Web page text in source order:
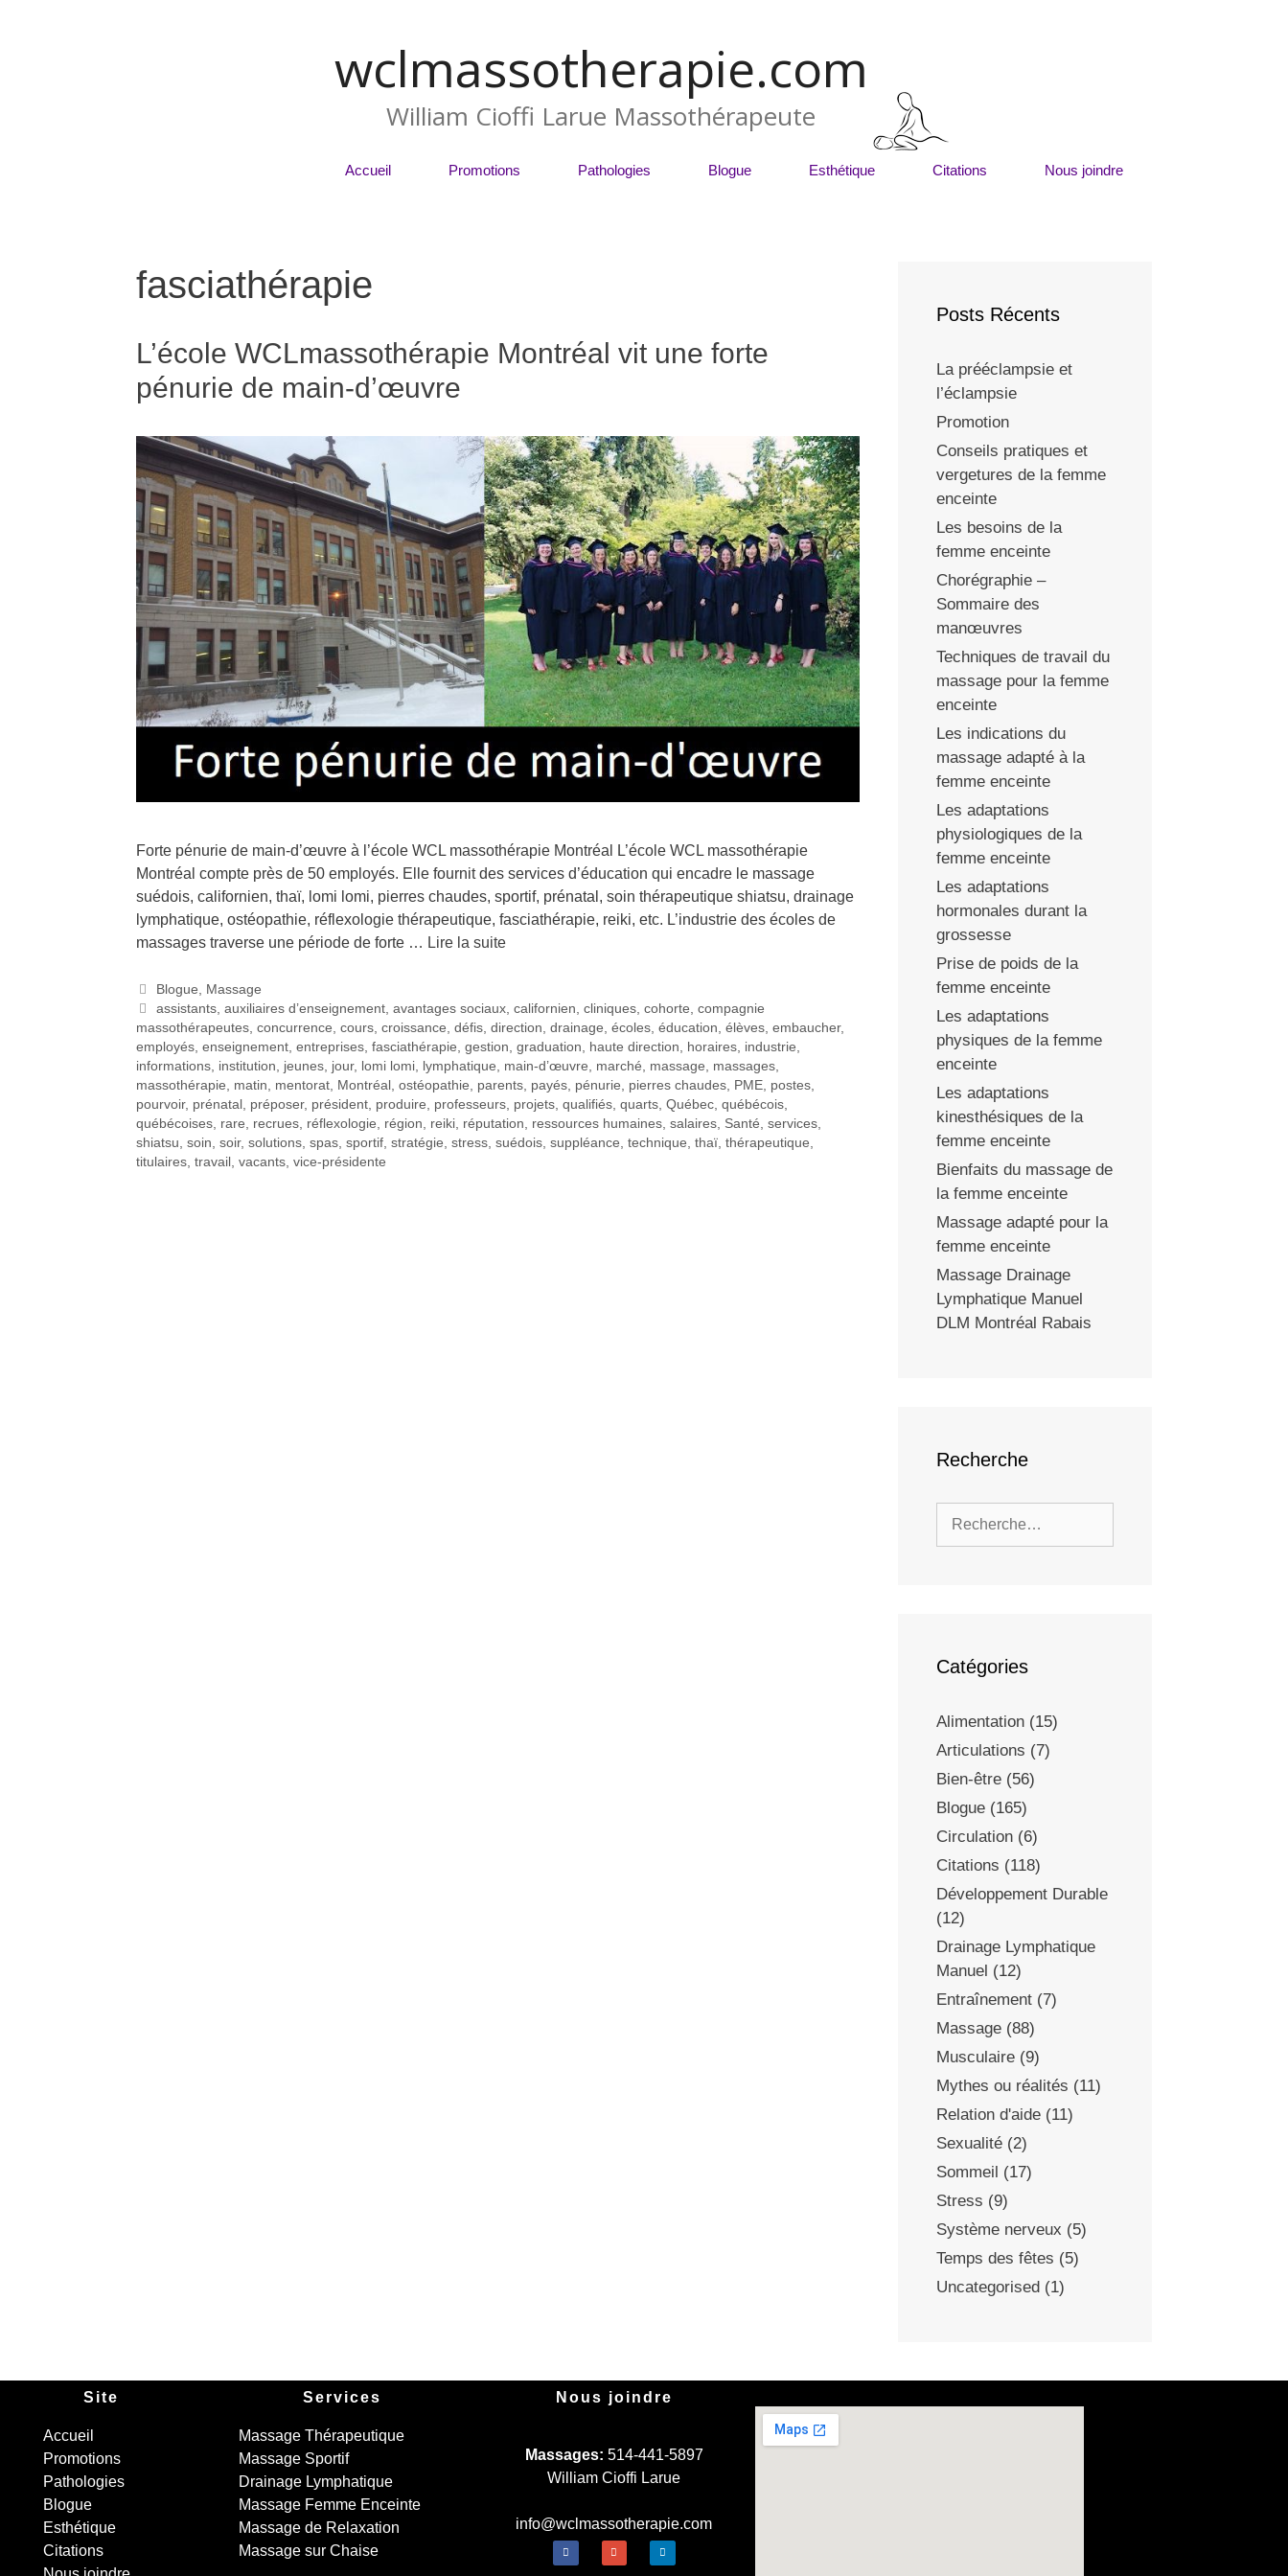
wclmassotherapie.com
William Cioffi Larue Massothérapeute
Accueil Promotions Pathologies Blogue Esthétique Citations Nous joindre
fasciathérapie
L’école WCLmassothérapie Montréal vit une forte
pénurie de main-d’œuvre
Forte pénurie de main-d’œuvre à l’école WCL massothérapie Montréal L’école WCL massothérapie
Montréal compte près de 50 employés. Elle fournit des services d’éducation qui encadre le massage
suédois, californien, thaï, lomi lomi, pierres chaudes, sportif, prénatal, soin thérapeutique shiatsu, drainage
lymphatique, ostéopathie, réflexologie thérapeutique, fasciathérapie, reiki, etc. L’industrie des écoles de
massages traverse une période de forte … Lire la suite
Blogue, Massage
assistants,auxiliaires d’enseignement,avantages sociaux,californien,cliniques,cohorte,compagnie
massothérapeutes, concurrence, cours, croissance, défis, direction, drainage, écoles, éducation, élèves, embaucher,
employés, enseignement, entreprises, fasciathérapie, gestion, graduation, haute direction, horaires, industrie,
informations, institution, jeunes, jour, lomi lomi, lymphatique, main-d’œuvre, marché, massage, massages,
massothérapie, matin, mentorat, Montréal , ostéopathie, parents, payés, pénurie, pierres chaudes, PME, postes,
pourvoir, prénatal , préposer, président, produire, professeurs, projets, qualifiés, quarts, Québec, québécois,
québécoises, rare, recrues, réflexologie, région, reiki, réputation, ressources humaines, salaires, Santé, services,
shiatsu, soin, soir, solutions, spas, sportif, stratégie, stress, suédois, suppléance, technique, thaï, thérapeutique,
titulaires, travail , vacants, vice-présidente
Posts Récents
La prééclampsie et
l’éclampsie
Promotion
Conseils pratiques et
vergetures de la femme
enceinte
Les besoins de la
femme enceinte
Chorégraphie –
Sommaire des
manœuvres
Techniques de travail du
massage pour la femme
enceinte
Les indications du
massage adapté à la
femme enceinte
Les adaptations
physiologiques de la
femme enceinte
Les adaptations
hormonales durant la
grossesse
Prise de poids de la
femme enceinte
Les adaptations
physiques de la femme
enceinte
Les adaptations
kinesthésiques de la
femme enceinte
Bienfaits du massage de
la femme enceinte
Massage adapté pour la
femme enceinte
Massage Drainage
Lymphatique Manuel
DLM Montréal Rabais
Recherche
Catégories
Alimentation (15)
Articulations (7)
Bien-être (56)
Blogue (165)
Circulation (6)
Citations (118)
Développement Durable
(12)
Drainage Lymphatique
Manuel (12)
Entraînement (7)
Massage (88)
Musculaire (9)
Mythes ou réalités (11)
Relation d'aide (11)
Sexualité (2)
Sommeil (17)
Stress (9)
Système nerveux (5)
Temps des fêtes (5)
Uncategorised (1)
Site
Accueil
Promotions
Pathologies
Blogue
Esthétique
Citations
Services
Massage Thérapeutique
Massage Sportif
Drainage Lymphatique
Massage Femme Enceinte
Massage de Relaxation
Massage sur Chaise
Nous joindre
Massages: 514-441-5897
William Cioffi Larue
info@wclmassotherapie.com